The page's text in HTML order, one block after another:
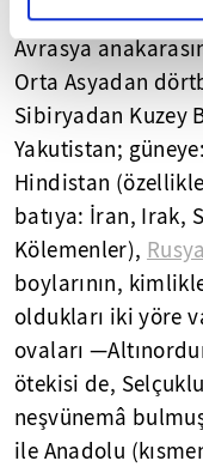
Avrasya
Orta Asyadan
Sibiryadan Kuzey
Yakutistan;
Hindistan
batıya: İran, Irak,
Kölemenler), Rusya
boylarının,
oldukları iki yöre
ovaları
ötekisi de,
neşvünemâ
ile Anadolu